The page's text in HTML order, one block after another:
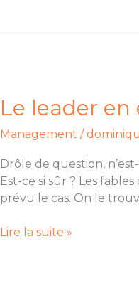
Le leader
Management /
Drôle de question,
Est-ce si sûr ? Les
prévu le cas. On le
Le
leader
en
Utile
ou
Inutile
Lire la suite »